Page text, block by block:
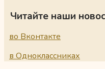
Читайте наши
во Вконтакте
в Одноклассниках